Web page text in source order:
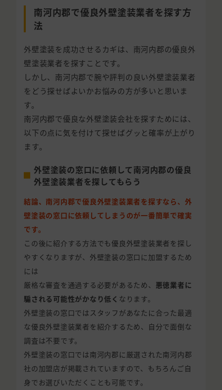
南河内郡で優良外壁塗装業者を探す方
法
外壁塗装を成功させるカギは、南河内郡の優良外
壁塗装業者を探すことです。
しかし、南河内郡で腕や評判の良い外壁塗装業者
をどう探せばよいかお悩みの方が多いと思いま
す。
南河内郡で優良な外壁塗装会社を探すためには、
以下の点に気を付けて探せばグッと確率が上がり
ます。
外壁塗装の窓口に依頼して南河内郡の優良
外壁塗装業者を探してもらう
結論、南河内郡で優良外壁塗装業者を探すなら、外
壁塗装の窓口に依頼してしまうのが一番簡単で確実
です。
この後に紹介する方法でも優良外壁塗装業者を探し
やすくなりますが、外壁塗装の窓口に加盟するため
には
厳格な審査を通過する必要があるため、 悪徳業者に
騙される可能性がかなり低く なります。
外壁塗装の窓口ではスタッフがあなたに合った最適
な優良外壁塗装業者を紹介するため、自分で面倒な
調査は不要です。
外壁塗装の窓口では南河内郡に厳選された南河内郡
社の加盟店が掲載されていますので、もちろんご自
身でお選びいただくことも可能です。